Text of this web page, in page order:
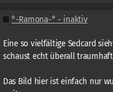
°-Ramona-° - inaktiv
Eine so vielfältige Sedcard
schaust echt überall traumhaft
Das Bild hier ist einfach nur